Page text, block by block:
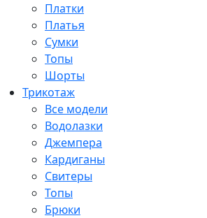
Платки
Платья
Сумки
Топы
Шорты
Трикотаж
Все модели
Водолазки
Джемпера
Кардиганы
Свитеры
Топы
Брюки